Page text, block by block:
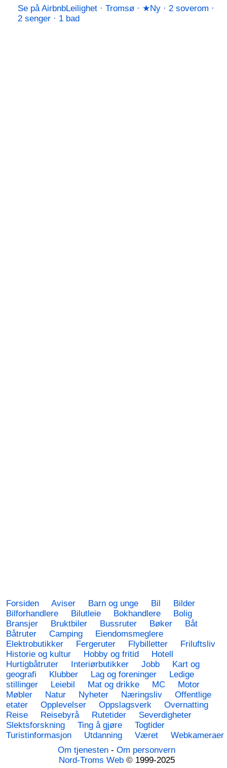
Se på AirbnbLeilighet · Tromsø · ★Ny · 2 soverom ·
2 senger · 1 bad
Forsiden Aviser Barn og unge Bil
Bilder
Bilforhandlere
Bilutleie Bokhandlere
Bolig
Bransjer
Bruktbiler Bussruter Bøker
Båt
Båtruter
Camping
Eiendomsmeglere
Elektrobutikker
Fergeruter Flybilletter
Friluftsliv
Historie og kultur
Hobby og fritid
Hotell
Hurtigbåtruter
Interiørbutikker Jobb
Kart og
geografi
Klubber Lag og foreninger
Ledige
stillinger
Leiebil Mat og drikke MC
Motor
Møbler
Natur Nyheter Næringsliv
Offentlige
etater
Opplevelser Oppslagsverk
Overnatting
Reise
Reisebyrå Rutetider
Severdigheter
Slektsforskning
Ting å gjøre
Togtider
Turistinformasjon
Utdanning Været
Webkameraer
Om tjenesten - Om personvern
Nord-Troms Web© 1999-2025